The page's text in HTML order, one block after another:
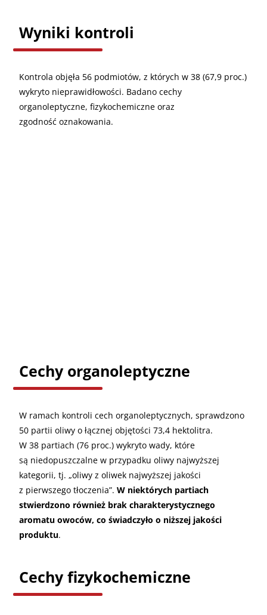
Wyniki kontroli
Kontrola objęła 56 podmiotów, z których w 38 (67,9 proc.)
wykryto nieprawidłowości. Badano cechy
organoleptyczne, fizykochemiczne oraz
zgodność oznakowania.
Cechy organoleptyczne
W ramach kontroli cech organoleptycznych, sprawdzono
50 partii oliwy o łącznej objętości 73,4 hektolitra.
W 38 partiach (76 proc.) wykryto wady, które
są niedopuszczalne w przypadku oliwy najwyższej
kategorii, tj. „oliwy z oliwek najwyższej jakości
z pierwszego tłoczenia”. W niektórych partiach
stwierdzono również brak charakterystycznego
aromatu owoców, co świadczyło o niższej jakości
produktu.
Cechy fizykochemiczne